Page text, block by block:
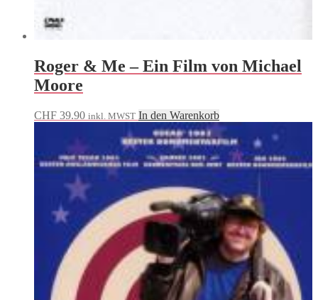
Roger & Me – Ein Film von Michael
Moore
CHF 39.90 inkl. MWST In den Warenkorb